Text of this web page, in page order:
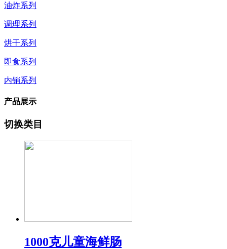
油炸系列
调理系列
烘干系列
即食系列
内销系列
产品展示
切换类目
1000克儿童海鲜肠